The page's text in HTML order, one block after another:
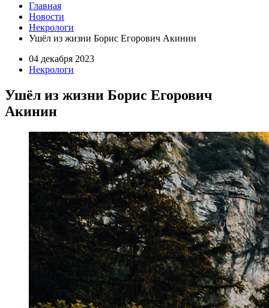
Главная
Новости
Некрологи
Ушёл из жизни Борис Егорович Акинин
04 декабря 2023
Некрологи
Ушёл из жизни Борис Егорович
Акинин